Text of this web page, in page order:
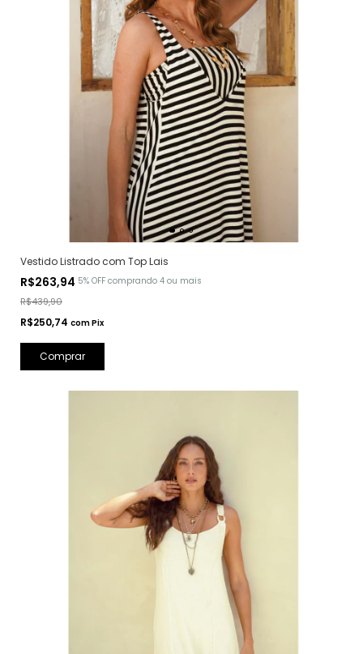
Vestido Listrado com Top Lais
R$263,94 5% OFF comprando 4 ou mais
R$439,90
R$250,74 comPix
Comprar